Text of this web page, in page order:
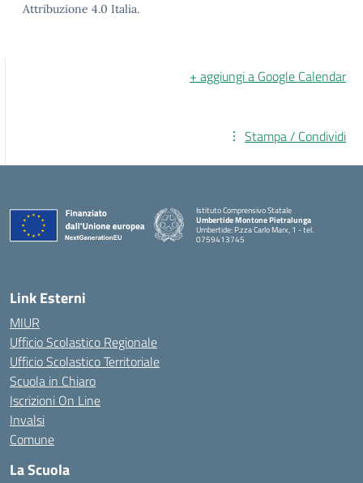
Attribuzione 4.0 Italia.
+ aggiungi a Google Calendar
Stampa / Condividi
Istituto Comprensivo Statale
Umbertide Montone Pietralunga
Umbertide: P.zza Carlo Marx, 1 - tel.
0759413745
Link Esterni
MIUR
Ufficio Scolastico Regionale
Ufficio Scolastico Territoriale
Scuola in Chiaro
Iscrizioni On Line
Invalsi
Comune
La Scuola